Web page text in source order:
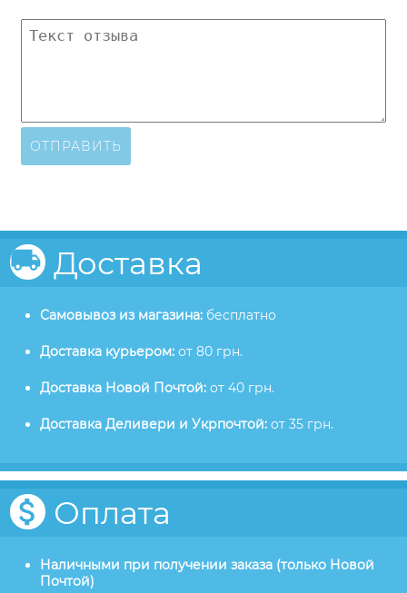
ОТПРАВИТЬ
Доставка
Самовывоз из магазина: бесплатно
Доставка курьером: от 80 грн.
Доставка Новой Почтой: от 40 грн.
Доставка Деливери и Укрпочтой: от 35 грн.
Оплата
Наличными при получении заказа (только Новой
Почтой)